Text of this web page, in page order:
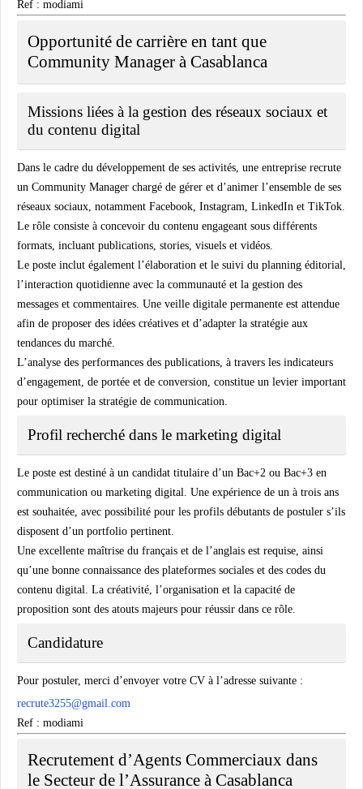
Ref : modiami
Opportunité de carrière en tant que
Community Manager à Casablanca
Missions liées à la gestion des réseaux sociaux et
du contenu digital
Dans le cadre du développement de ses activités, une entreprise recrute
un Community Manager chargé de gérer et d’animer l’ensemble de ses
réseaux sociaux, notamment Facebook, Instagram, LinkedIn et TikTok.
Le rôle consiste à concevoir du contenu engageant sous différents
formats, incluant publications, stories, visuels et vidéos.
Le poste inclut également l’élaboration et le suivi du planning éditorial,
l’interaction quotidienne avec la communauté et la gestion des
messages et commentaires. Une veille digitale permanente est attendue
afin de proposer des idées créatives et d’adapter la stratégie aux
tendances du marché.
L’analyse des performances des publications, à travers les indicateurs
d’engagement, de portée et de conversion, constitue un levier important
pour optimiser la stratégie de communication.
Profil recherché dans le marketing digital
Le poste est destiné à un candidat titulaire d’un Bac+2 ou Bac+3 en
communication ou marketing digital. Une expérience de un à trois ans
est souhaitée, avec possibilité pour les profils débutants de postuler s’ils
disposent d’un portfolio pertinent.
Une excellente maîtrise du français et de l’anglais est requise, ainsi
qu’une bonne connaissance des plateformes sociales et des codes du
contenu digital. La créativité, l’organisation et la capacité de
proposition sont des atouts majeurs pour réussir dans ce rôle.
Candidature
Pour postuler, merci d’envoyer votre CV à l’adresse suivante :
recrute3255@gmail.com
Ref : modiami
Recrutement d’Agents Commerciaux dans
le Secteur de l’Assurance à Casablanca